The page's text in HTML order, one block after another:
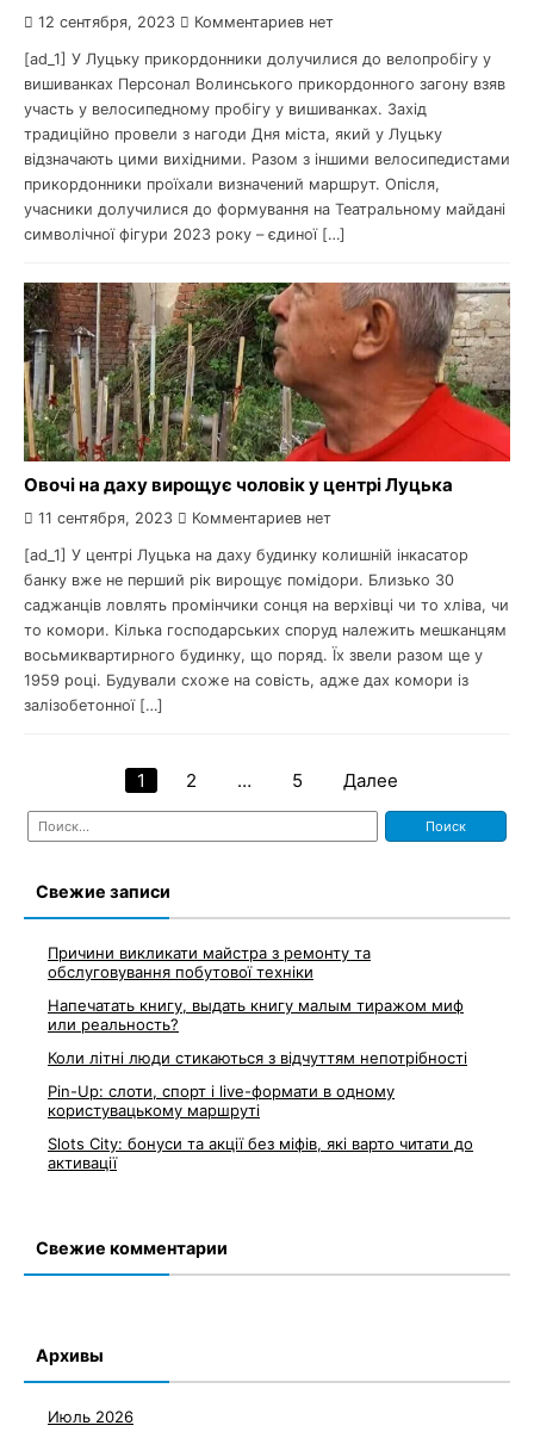
12 сентября, 2023 Комментариев нет
[ad_1] У Луцьку прикордонники долучилися до велопробігу у
вишиванках Персонал Волинського прикордонного загону взяв
участь у велосипедному пробігу у вишиванках. Захід
традиційно провели з нагоди Дня міста, який у Луцьку
відзначають цими вихідними. Разом з іншими велосипедистами
прикордонники проїхали визначений маршрут. Опісля,
учасники долучилися до формування на Театральному майдані
символічної фігури 2023 року – єдиної […]
Овочі на даху вирощує чоловік у центрі Луцька
11 сентября, 2023 Комментариев нет
[ad_1] У центрі Луцька на даху будинку колишній інкасатор
банку вже не перший рік вирощує помідори. Близько 30
саджанців ловлять промінчики сонця на верхівці чи то хліва, чи
то комори. Кілька господарських споруд належить мешканцям
восьмиквартирного будинку, що поряд. Їх звели разом ще у
1959 році. Будували схоже на совість, адже дах комори із
залізобетонної […]
Навигация
по
1 2 … 5 Далее
Найти:
Свежие записи
Причини викликати майстра з ремонту та
обслуговування побутової техніки
Напечатать книгу, выдать книгу малым тиражом миф
или реальность?
Коли літні люди стикаються з відчуттям непотрібності
Pin-Up: слоти, спорт і live-формати в одному
користувацькому маршруті
Slots City: бонуси та акції без міфів, які варто читати до
активації
Свежие комментарии
Архивы
Июль 2026